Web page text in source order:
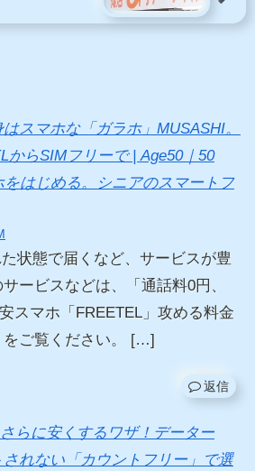
スマホな「ガラホ」MUSASHI。
からSIMフリーで | Age50｜50
はじめる。シニアのスマートフ
状態で届くなど、サービスが豊
ービスなどは、「通話料0円、
スマホ「FREETEL」攻める料金
をご覧ください。 […]
返信
らに安くするワザ！データー
れない「カウントフリー」で選